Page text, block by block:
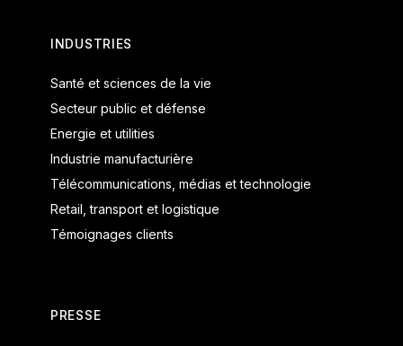
INDUSTRIES
Santé et sciences de la vie
Secteur public et défense
Energie et utilities
Industrie manufacturière
Télécommunications, médias et technologie
Retail, transport et logistique
Témoignages clients
PRESSE